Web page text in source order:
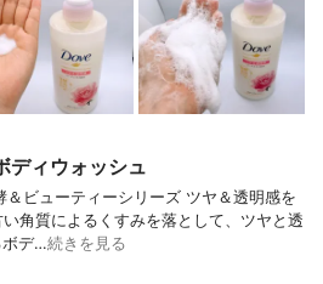
ディウォッシュ
ビューティーシリーズ ツヤ＆透明感を
角質によるくすみを落として、ツヤと透
ボデ…続きを見る